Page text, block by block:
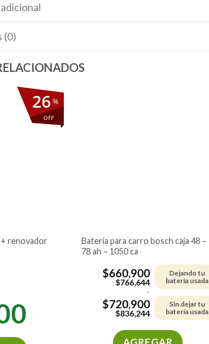
(0)
%
OFF
26
batería para carro bosch caja 48 –
78 ah – 1050 ca
$660,900
$766,644
Dejando tu
batería usada
-
$720,900
$836,244
Sin dejar tu
batería usada